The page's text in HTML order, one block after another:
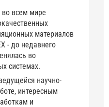
во всем мире
материалов
- до недавнего
во
системах.
научно-
интересным
и